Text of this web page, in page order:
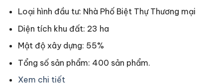
Loại hình đầu tư: Nhà Phố Biệt Thự Thương mại
Diện tích khu đất: 23 ha
Mật độ xây dựng: 55%
Tổng số sản phẩm: 400 sản phẩm.
Xem chi tiết